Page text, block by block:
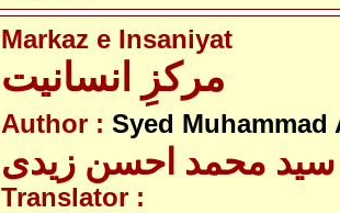
Markaz e Insaniyat
مرکزِ انسانیت
Author : Syed Muhammad
سید محمد احسن زیدی
Translator :